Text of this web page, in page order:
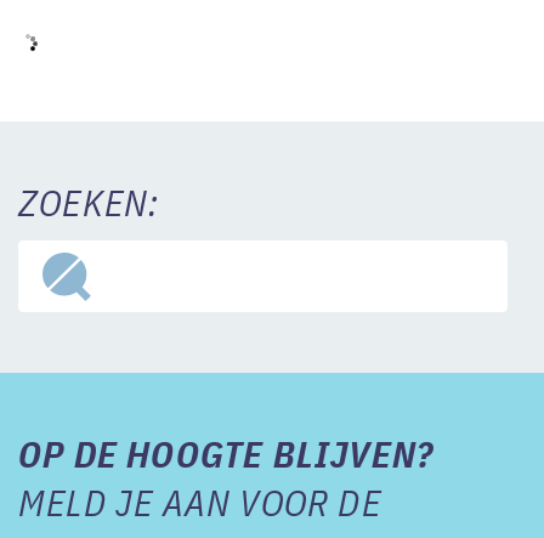
ZOEKEN:
OP DE HOOGTE BLIJVEN?
MELD JE AAN VOOR DE